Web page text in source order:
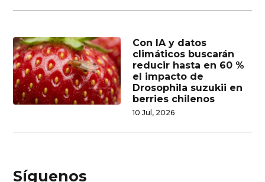
Con IA y datos
climáticos buscarán
reducir hasta en 60 %
el impacto de
Drosophila suzukii en
berries chilenos
10 Jul, 2026
Síguenos